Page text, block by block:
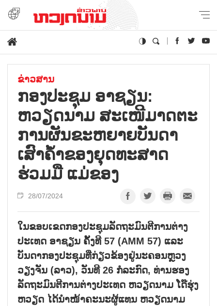
ຂ່າວສານ
ກອງ​ປະ​ຊຸມ​ ອາ​ຊຽນ:
ຫວຽດ​ນາມ ສະ​ເໜີ​ມາດ​ຕະ​
ການ​ຜັນ​ຂະ​ຫຍາຍ​ບັນ​ດາ​
ເສົາ​ຄ້ຳ​ຂອງ​ຍຸດ​ທະ​ສາດ​
ຮ່ວມ​ມື ແມ່​ຂອງ
28/07/2024
ໃນຂອບເຂດກອງປະຊຸມລັດຖະມົນຕີການຕ່າງ
ປະເທດ ອາຊຽນ ຄັ້ງທີ 57 (AMM 57) ແລະ
ບັນດາກອງປະຊຸມທີ່ກ່ຽວຂ້ອງຢູ່ນະຄອນຫຼວງ
ວຽງຈັນ (ລາວ), ວັນທີ 26 ກໍລະກົດ, ທ່ານຮອງ
ລັດຖະມົນຕີການຕ່າງປະເທດ ຫວຽດນາມ ໂດ໊ຮຸ່ງ
ຫວຽດ ໄດ້ນຳໜ້າຄະນະຜູ້ແທນ ຫວຽດນາມ